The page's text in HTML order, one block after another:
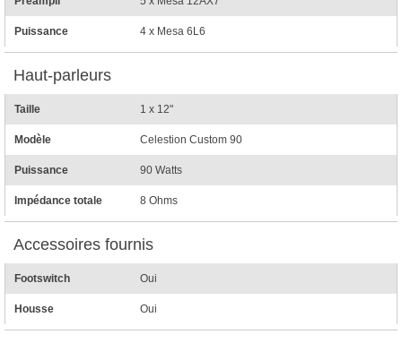
Puissance 4 x Mesa 6L6
Haut-parleurs
Taille 1 x 12"
Modèle Celestion Custom 90
Puissance 90 Watts
Impédance totale 8 Ohms
Accessoires fournis
Footswitch Oui
Housse Oui